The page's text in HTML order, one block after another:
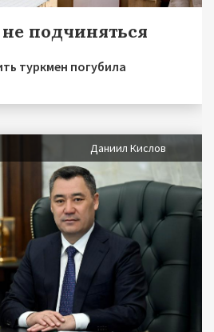
подчиняться
туркмен погубила
Даниил Кислов